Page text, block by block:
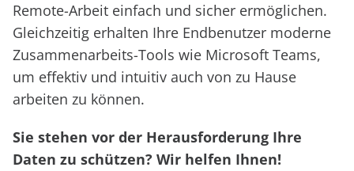
Remote-Arbeit einfach und sicher ermöglichen.
Gleichzeitig erhalten Ihre Endbenutzer moderne
Zusammenarbeits-Tools wie Microsoft Teams,
um effektiv und intuitiv auch von zu Hause
arbeiten zu können.
Sie stehen vor der Herausforderung Ihre
Daten zu schützen? Wir helfen Ihnen!